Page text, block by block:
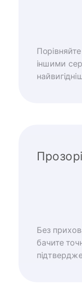
іншими
Без
бачите